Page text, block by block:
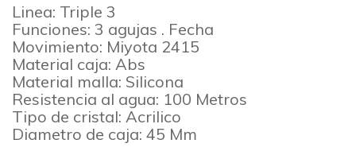
Linea: Triple 3
Funciones: 3 agujas . Fecha
Movimiento: Miyota 2415
Material caja: Abs
Material malla: Silicona
Resistencia al agua: 100 Metros
Tipo de cristal: Acrilico
Diametro de caja: 45 Mm